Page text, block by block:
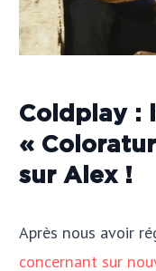
Coldplay :
«
sur Alex !
Après nous avoir
concernant sur